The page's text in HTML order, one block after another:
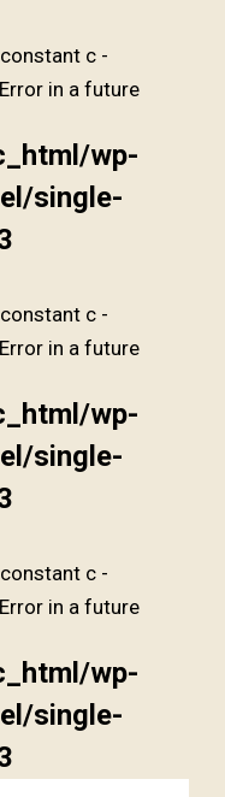
c -
in a future
wp-
single-
c -
in a future
wp-
single-
c -
in a future
wp-
single-